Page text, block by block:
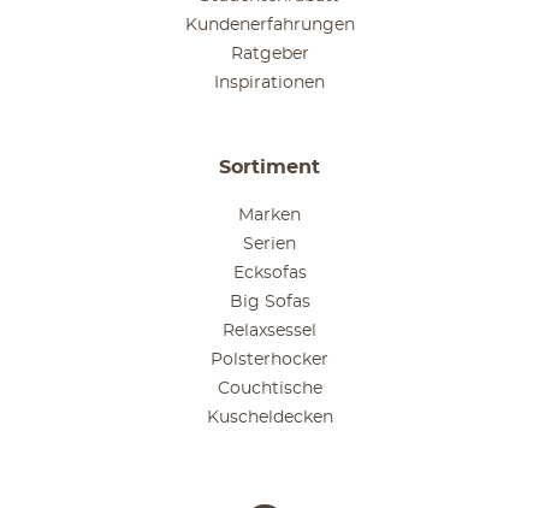
Kundenerfahrungen
Ratgeber
Inspirationen
Sortiment
Marken
Serien
Ecksofas
Big Sofas
Relaxsessel
Polsterhocker
Couchtische
Kuscheldecken